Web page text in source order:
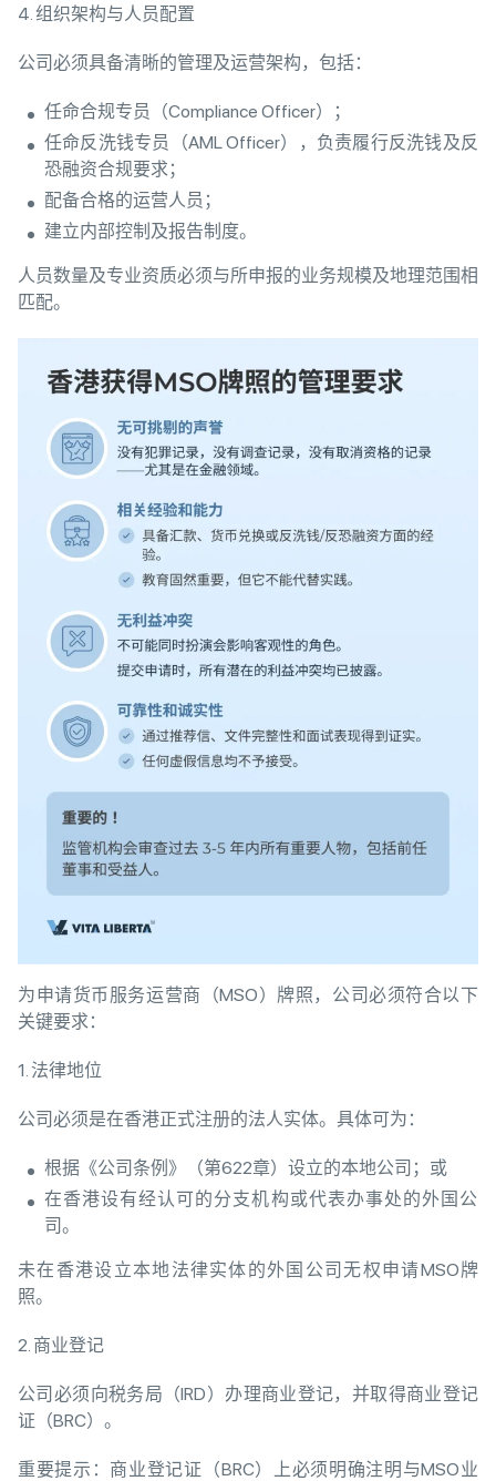
4. 组织架构与人员配置
公司必须具备清晰的管理及运营架构，包括：
任命合规专员（Compliance Officer）；
任命反洗钱专员（AML Officer），负责履行反洗钱及反
恐融资合规要求；
配备合格的运营人员；
建立内部控制及报告制度。
人员数量及专业资质必须与所申报的业务规模及地理范围相
匹配。
为申请货币服务运营商（MSO）牌照，公司必须符合以下
关键要求：
1. 法律地位
公司必须是在香港正式注册的法人实体。具体可为：
根据《公司条例》（第622章）设立的本地公司；或
在香港设有经认可的分支机构或代表办事处的外国公
司。
未在香港设立本地法律实体的外国公司无权申请MSO牌
照。
2. 商业登记
公司必须向税务局（IRD）办理商业登记，并取得商业登记
证（BRC）。
重要提示：商业登记证（BRC）上必须明确注明与MSO业